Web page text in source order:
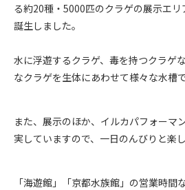
る約20種・ 5000匹のクラゲの展示エ
誕生しました。
水に浮遊するクラゲ、毒を持つクラゲ
なクラゲを生体にあわせて様々な水槽
また、展示のほか、イルカパフォーマ
実していますので、一日のんびりと楽
「海遊館」「京都水族館」の営業時間